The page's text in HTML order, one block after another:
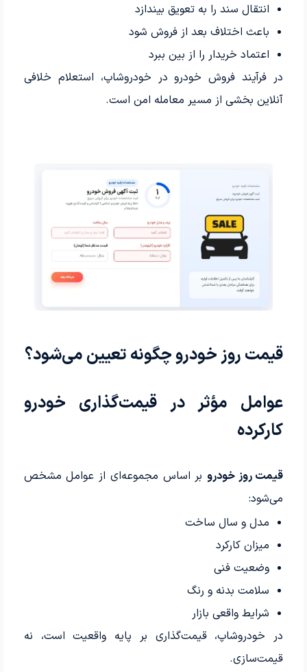
انتقال سند را به تعویق بیندازد
باعث اختلاف بعد از فروش شود
اعتماد خریدار را از بین ببرد
در فرآیند فروش خودرو در خودروشاپ، استعلام خلافی
آنلاین بخشی از مسیر معامله امن است.
قیمت روز خودرو چگونه تعیین می‌شود؟
عوامل مؤثر در قیمت‌گذاری خودرو
کارکرده
قیمت روز خودرو بر اساس مجموعه‌ای از عوامل مشخص
می‌شود:
مدل و سال ساخت
میزان کارکرد
وضعیت فنی
سلامت بدنه و رنگ
شرایط واقعی بازار
در خودروشاپ، قیمت‌گذاری بر پایه واقعیت است، نه
قیمت‌سازی.